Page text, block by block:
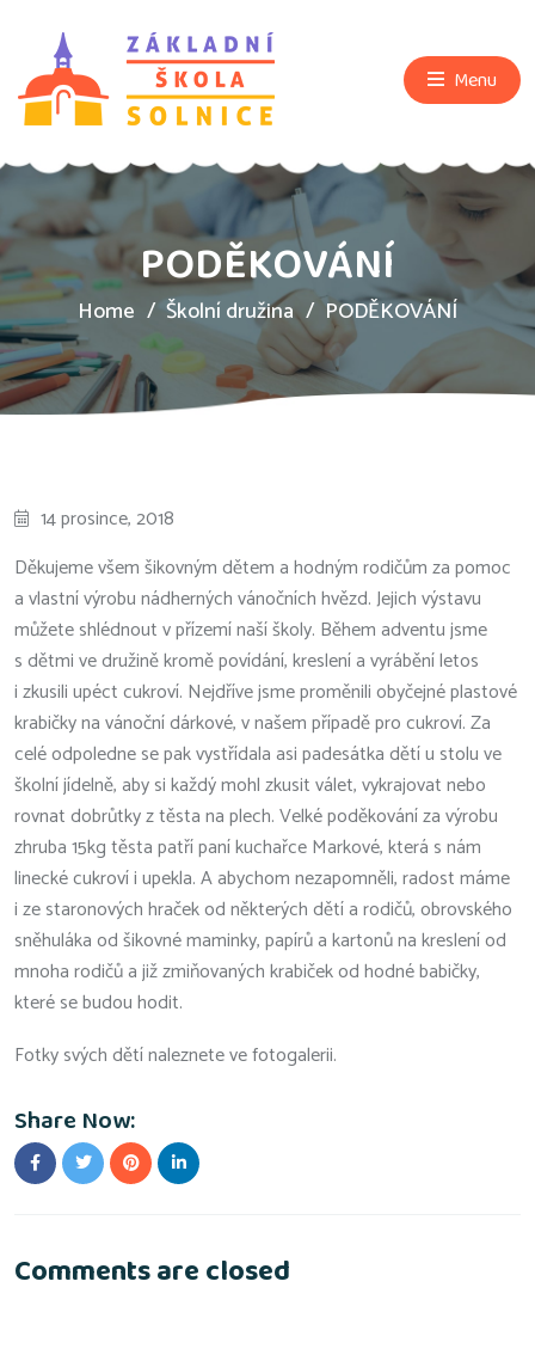
Menu
PODĚKOVÁNÍ
Home Školní družina PODĚKOVÁNÍ
14 prosince, 2018
Děkujeme všem šikovným dětem a hodným rodičům za pomoc
a vlastní výrobu nádherných vánočních hvězd. Jejich výstavu
můžete shlédnout v přízemí naší školy. Během adventu jsme
s dětmi ve družině kromě povídání, kreslení a vyrábění letos
i zkusili upéct cukroví. Nejdříve jsme proměnili obyčejné plastové
krabičky na vánoční dárkové, v našem případě pro cukroví. Za
celé odpoledne se pak vystřídala asi padesátka dětí u stolu ve
školní jídelně, aby si každý mohl zkusit válet, vykrajovat nebo
rovnat dobrůtky z těsta na plech. Velké poděkování za výrobu
zhruba 15kg těsta patří paní kuchařce Markové, která s nám
linecké cukroví i upekla. A abychom nezapomněli, radost máme
i ze staronových hraček od některých dětí a rodičů, obrovského
sněhuláka od šikovné maminky, papírů a kartonů na kreslení od
mnoha rodičů a již zmiňovaných krabiček od hodné babičky,
které se budou hodit.
Fotky svých dětí naleznete ve fotogalerii.
Share Now:
Comments are closed